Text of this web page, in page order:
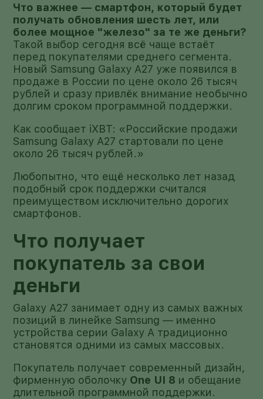
Что важнее — смартфон, который будет
получать обновления шесть лет, или
более мощное "железо" за те же деньги?
Такой выбор сегодня всё чаще встаёт
перед покупателями среднего сегмента.
Новый Samsung Galaxy A27 уже появился в
продаже в России по цене около 26 тысяч
рублей и сразу привлёк внимание необычно
долгим сроком программной поддержки.
Как сообщает iXBT: «Российские продажи
Samsung Galaxy A27 стартовали по цене
около 26 тысяч рублей.»
Любопытно, что ещё несколько лет назад
подобный срок поддержки считался
преимуществом исключительно дорогих
смартфонов.
Что получает
покупатель за свои
деньги
Galaxy A27 занимает одну из самых важных
позиций в линейке Samsung — именно
устройства серии Galaxy A традиционно
становятся одними из самых массовых.
Покупатель получает современный дизайн,
фирменную оболочку One UI 8 и обещание
длительной программной поддержки.